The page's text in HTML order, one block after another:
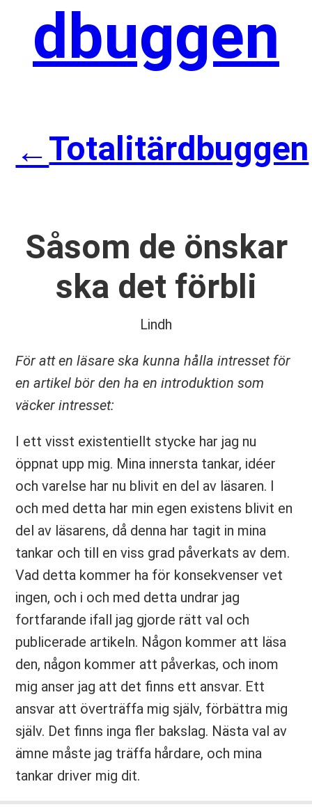
dbuggen
←Totalitärdbuggen
Såsom de önskar
ska det förbli
Lindh
För att en läsare ska kunna hålla intresset för
en artikel bör den ha en introduktion som
väcker intresset:
I ett visst existentiellt stycke har jag nu
öppnat upp mig. Mina innersta tankar, idéer
och varelse har nu blivit en del av läsaren. I
och med detta har min egen existens blivit en
del av läsarens, då denna har tagit in mina
tankar och till en viss grad påverkats av dem.
Vad detta kommer ha för konsekvenser vet
ingen, och i och med detta undrar jag
fortfarande ifall jag gjorde rätt val och
publicerade artikeln. Någon kommer att läsa
den, någon kommer att påverkas, och inom
mig anser jag att det finns ett ansvar. Ett
ansvar att överträffa mig själv, förbättra mig
själv. Det finns inga fler bakslag. Nästa val av
ämne måste jag träffa hårdare, och mina
tankar driver mig dit.